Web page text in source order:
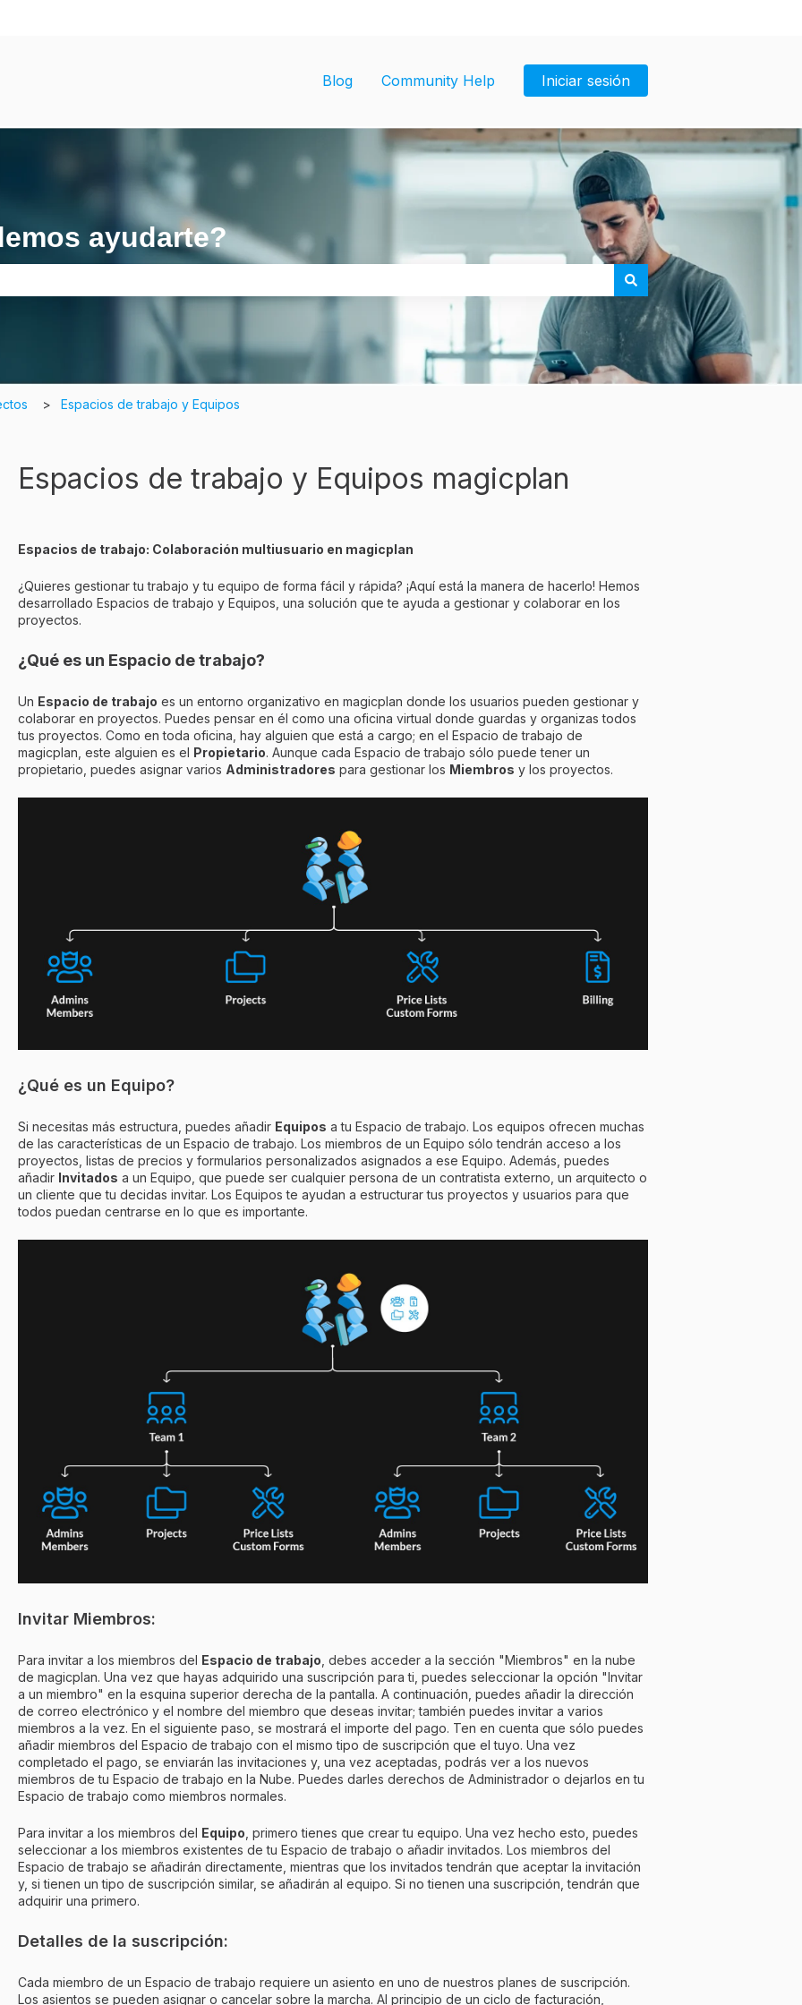
de
Blog Community Help Iniciar sesión
ayudarte?
Espacios de trabajo y Equipos
Espacios de trabajo y Equipos magicplan
Espacios de trabajo: Colaboración multiusuario en magicplan
¿Quieres gestionar tu trabajo y tu equipo de forma fácil y rápida? ¡Aquí está la manera de hacerlo! Hemos
desarrollado Espacios de trabajo y Equipos, una solución que te ayuda a gestionar y colaborar en los
proyectos.
¿Qué es un Espacio de trabajo?
Un Espacio de trabajo es un entorno organizativo en magicplan donde los usuarios pueden gestionar y
colaborar en proyectos. Puedes pensar en él como una oficina virtual donde guardas y organizas todos
tus proyectos. Como en toda oficina, hay alguien que está a cargo; en el Espacio de trabajo de
magicplan, este alguien es el Propietario. Aunque cada Espacio de trabajo sólo puede tener un
propietario, puedes asignar varios Administradores para gestionar los Miembros y los proyectos.
¿Qué es un Equipo?
Si necesitas más estructura, puedes añadir Equipos a tu Espacio de trabajo. Los equipos ofrecen muchas
de las características de un Espacio de trabajo. Los miembros de un Equipo sólo tendrán acceso a los
proyectos, listas de precios y formularios personalizados asignados a ese Equipo. Además, puedes
añadir Invitados a un Equipo, que puede ser cualquier persona de un contratista externo, un arquitecto o
un cliente que tu decidas invitar. Los Equipos te ayudan a estructurar tus proyectos y usuarios para que
todos puedan centrarse en lo que es importante.
Invitar Miembros:
Para invitar a los miembros del Espacio de trabajo , debes acceder a la sección "Miembros" en la nube
de magicplan. Una vez que hayas adquirido una suscripción para ti, puedes seleccionar la opción "Invitar
a un miembro" en la esquina superior derecha de la pantalla. A continuación, puedes añadir la dirección
de correo electrónico y el nombre del miembro que deseas invitar; también puedes invitar a varios
miembros a la vez. En el siguiente paso, se mostrará el importe del pago. Ten en cuenta que sólo puedes
añadir miembros del Espacio de trabajo con el mismo tipo de suscripción que el tuyo. Una vez
completado el pago, se enviarán las invitaciones y, una vez aceptadas, podrás ver a los nuevos
miembros de tu Espacio de trabajo en la Nube. Puedes darles derechos de Administrador o dejarlos en tu
Espacio de trabajo como miembros normales.
Para invitar a los miembros del Equipo , primero tienes que crear tu equipo. Una vez hecho esto, puedes
seleccionar a los miembros existentes de tu Espacio de trabajo o añadir invitados. Los miembros del
Espacio de trabajo se añadirán directamente, mientras que los invitados tendrán que aceptar la invitación
y, si tienen un tipo de suscripción similar, se añadirán al equipo. Si no tienen una suscripción, tendrán que
adquirir una primero.
Detalles de la suscripción:
Cada miembro de un Espacio de trabajo requiere un asiento en uno de nuestros planes de suscripción.
Los asientos se pueden asignar o cancelar sobre la marcha. Al principio de un ciclo de facturación,